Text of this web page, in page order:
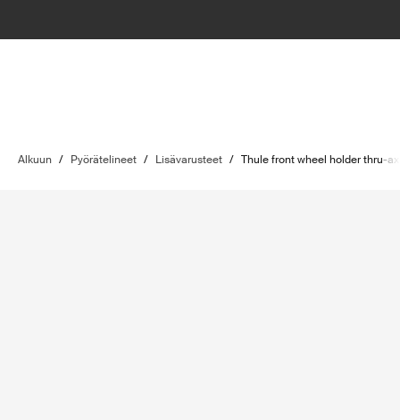
Alkuun / Pyörätelineet / Lisävarusteet / Thule front wheel holder thru-